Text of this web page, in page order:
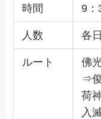
時間 9：
人数 各
ルート
佛
⇒
荷
入